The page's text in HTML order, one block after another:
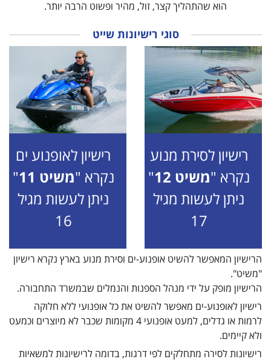
הוא שהתהליך קצר, זול, מהיר ופשוט הרבה יותר.
סוגי רישיונות שייט
רישיון לאופנוע ים
נקרא "משיט 11
"
ניתן לעשות מגיל
16
רישיון לסירת מנוע
נקרא "משיט 12
"
ניתן לעשות מגיל
17
הרישיון המאפשר להשיט אופנוע-ים וסירת מנוע בארץ נקרא רישיון
"משיט".
הרישיון מופק על ידי מנהל הספנות והנמלים שבמשרד התחבורה.
רישיון לאופנוע-ים מאפשר להשיט את כל אופנועי ללא חלוקה
לרמות או גדלים, למעט אופנועי 4 מקומות שכבר לא מיוצרים וכמעט
ולא קיימים.
רישיונות לסירה מתחלקים לפי דרגות, בדומה לרישיונות למשאיות